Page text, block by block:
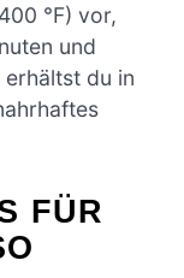
°F) vor,
und
du in
FÜR